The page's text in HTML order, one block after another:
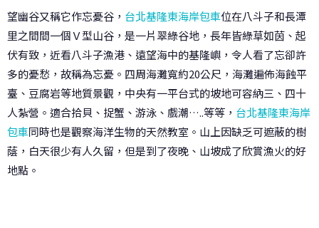
望幽谷又稱它作忘憂谷， 台北基隆東海岸包車位在八斗子和長潭
里之間間一個Ｖ型山谷，是一片翠綠谷地，長年皆綠草如茵、起
伏有致，近看八斗子漁港、遠望海中的基隆嶼，令人看了忘卻許
多的憂愁，故稱為忘憂。四周海灘寬約20公尺，海灘遍佈海蝕平
臺、豆腐岩等地質景觀，中央有一平台式的坡地可容納三、四十
人紮營。適合拾貝、捉蟹、游泳、戲潮…..等等， 台北基隆東海岸
包車同時也是觀察海洋生物的天然教室。山上因缺乏可遮蔽的樹
蔭，白天很少有人久留，但是到了夜晚、山坡成了欣賞漁火的好
地點。